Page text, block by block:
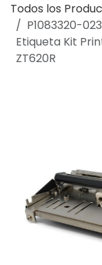
Todos los
P1083320-
Etiqueta Kit
ZT620R